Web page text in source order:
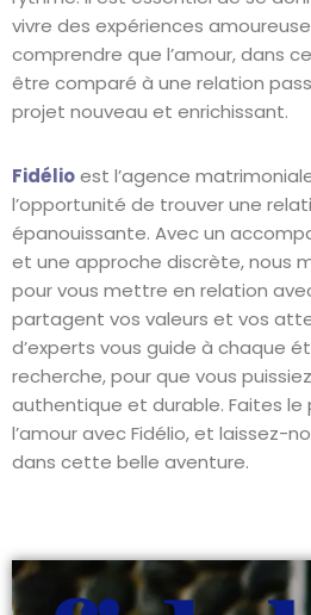
vivre des expériences
comprendre que l’amour, dans
être comparé à une relation
projet nouveau et enrichissant.
Fidélioest l’agence
l’opportunité de trouver une
épanouissante. Avec un
et une approche discrète, nous
pour vous mettre en relation
partagent vos valeurs et vos
d’experts vous guide à chaque
recherche, pour que vous
authentique et durable. Faites le
l’amour avec Fidélio, et laissez-
dans cette belle aventure.